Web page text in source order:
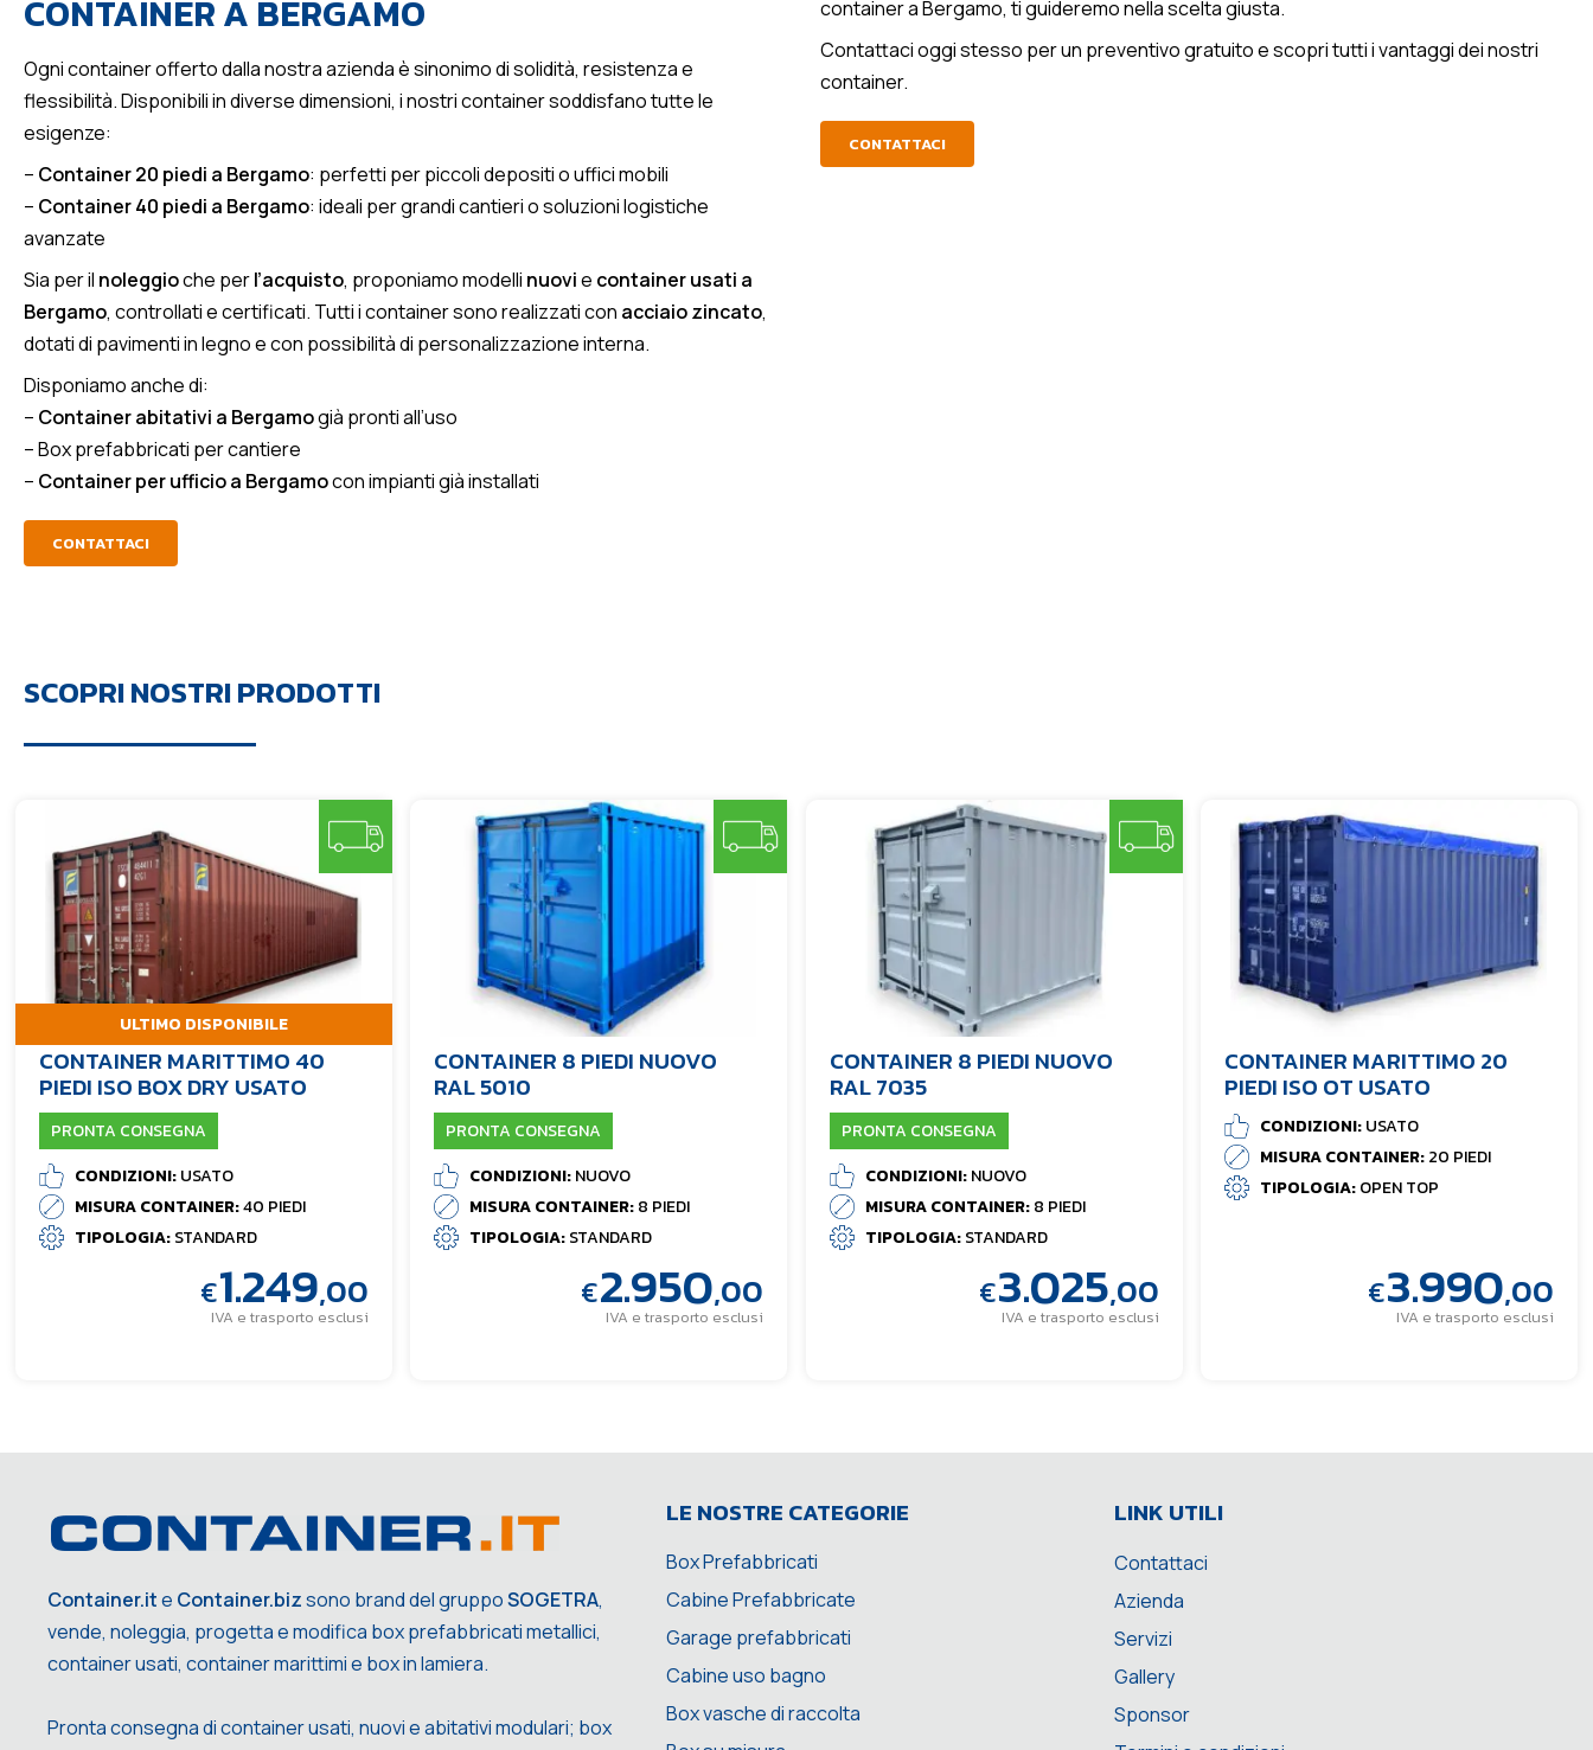
CONTAINER A BERGAMO
Ogni container offerto dalla nostra azienda è sinonimo di solidità, resistenza e
flessibilità. Disponibili in diverse dimensioni, i nostri container soddisfano tutte le
esigenze:
– Container 20 piedi a Bergamo: perfetti per piccoli depositi o uffici mobili
– Container 40 piedi a Bergamo: ideali per grandi cantieri o soluzioni logistiche
avanzate
Sia per il noleggioche perl’acquisto, proponiamo modelli nuovie container usati a
Bergamo, controllati e certificati. Tutti i container sono realizzati con acciaio zincato,
dotati di pavimenti in legno e con possibilità di personalizzazione interna.
Disponiamo anche di:
– Container abitativi a Bergamogià pronti all’uso
– Box prefabbricati per cantiere
– Container per ufficio a Bergamocon impianti già installati
CONTATTACI
container a Bergamo, ti guideremo nella scelta giusta.
Contattaci oggi stesso per un preventivo gratuito e scopri tutti i vantaggi dei nostri
container.
CONTATTACI
SCOPRI NOSTRI PRODOTTI
ULTIMO DISPONIBILE
CONTAINER MARITTIMO 40
PIEDI ISO BOX DRY USATO
PRONTA CONSEGNA
CONDIZIONI:USATO
MISURA CONTAINER:40 PIEDI
TIPOLOGIA:STANDARD
€1.249,00
IVA e trasporto esclusi
CONTAINER 8 PIEDI NUOVO
RAL 5010
PRONTA CONSEGNA
CONDIZIONI:NUOVO
MISURA CONTAINER:8 PIEDI
TIPOLOGIA:STANDARD
€2.950,00
IVA e trasporto esclusi
CONTAINER 8 PIEDI NUOVO
RAL 7035
PRONTA CONSEGNA
CONDIZIONI:NUOVO
MISURA CONTAINER:8 PIEDI
TIPOLOGIA:STANDARD
€3.025,00
IVA e trasporto esclusi
CONTAINER MARITTIMO 20
PIEDI ISO OT USATO
CONDIZIONI:USATO
MISURA CONTAINER:20 PIEDI
TIPOLOGIA:OPEN TOP
€3.990,00
IVA e trasporto esclusi
Container.ite Container.bizsono brand del gruppoSOGETRA,
vende, noleggia, progetta e modifica box prefabbricati metallici,
container usati, container marittimi e box in lamiera.
Pronta consegna di container usati, nuovi e abitativi modulari; box
LE NOSTRE CATEGORIE
Box Prefabbricati
Cabine Prefabbricate
Garage prefabbricati
Cabine uso bagno
Box vasche di raccolta
LINK UTILI
Contattaci
Azienda
Servizi
Gallery
Sponsor